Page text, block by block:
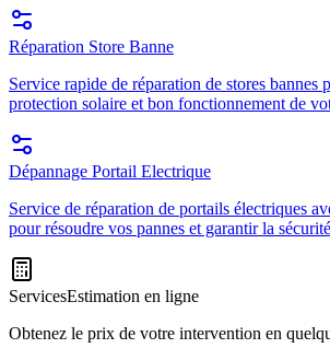
Réparation Store Banne
Service rapide de réparation de stores bannes
protection solaire et bon fonctionnement de
Dépannage Portail Electrique
Service de réparation de portails électriques
pour résoudre vos pannes et garantir la
ServicesEstimation en ligne
Obtenez le prix de votre intervention en